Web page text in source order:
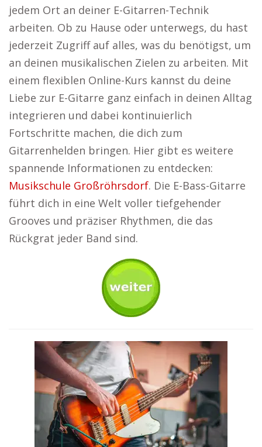
jedem Ort an deiner E-Gitarren-Technik
arbeiten. Ob zu Hause oder unterwegs, du hast
jederzeit Zugriff auf alles, was du benötigst, um
an deinen musikalischen Zielen zu arbeiten. Mit
einem flexiblen Online-Kurs kannst du deine
Liebe zur E-Gitarre ganz einfach in deinen Alltag
integrieren und dabei kontinuierlich
Fortschritte machen, die dich zum
Gitarrenhelden bringen. Hier gibt es weitere
spannende Informationen zu entdecken:
Musikschule Großröhrsdorf. Die E-Bass-Gitarre
führt dich in eine Welt voller tiefgehender
Grooves und präziser Rhythmen, die das
Rückgrat jeder Band sind.